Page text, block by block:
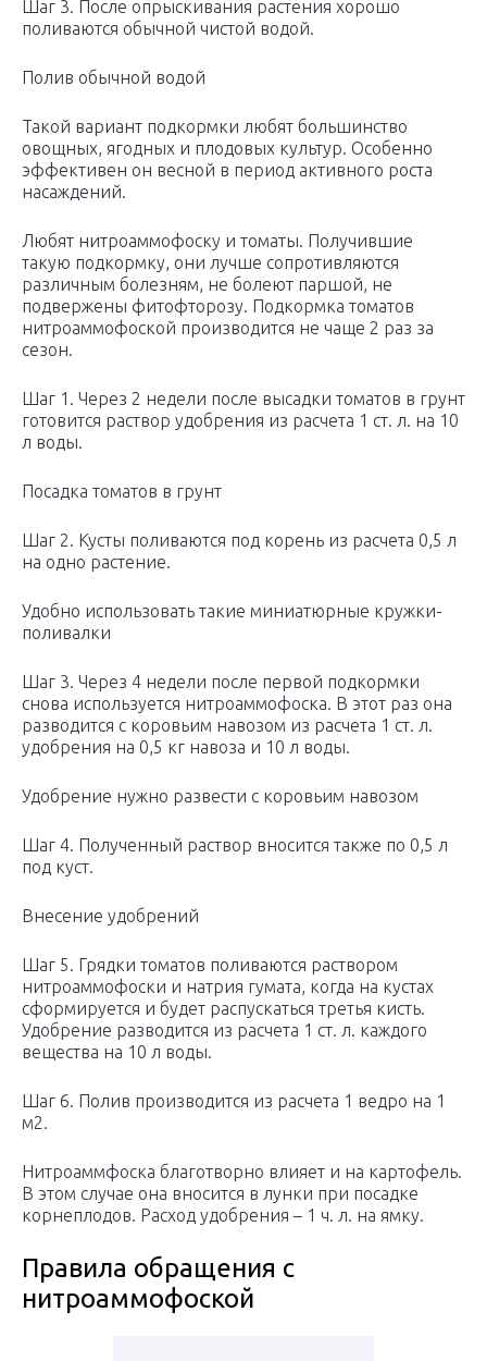
Шаг 3. После опрыскивания растения хорошо
поливаются обычной чистой водой.
Полив обычной водой
Такой вариант подкормки любят большинство
овощных, ягодных и плодовых культур. Особенно
эффективен он весной в период активного роста
насаждений.
Любят нитроаммофоску и томаты. Получившие
такую подкормку, они лучше сопротивляются
различным болезням, не болеют паршой, не
подвержены фитофторозу. Подкормка томатов
нитроаммофоской производится не чаще 2 раз за
сезон.
Шаг 1. Через 2 недели после высадки томатов в грунт
готовится раствор удобрения из расчета 1 ст. л. на 10
л воды.
Посадка томатов в грунт
Шаг 2. Кусты поливаются под корень из расчета 0,5 л
на одно растение.
Удобно использовать такие миниатюрные кружки-
поливалки
Шаг 3. Через 4 недели после первой подкормки
снова используется нитроаммофоска. В этот раз она
разводится с коровьим навозом из расчета 1 ст. л.
удобрения на 0,5 кг навоза и 10 л воды.
Удобрение нужно развести с коровьим навозом
Шаг 4. Полученный раствор вносится также по 0,5 л
под куст.
Внесение удобрений
Шаг 5. Грядки томатов поливаются раствором
нитроаммофоски и натрия гумата, когда на кустах
сформируется и будет распускаться третья кисть.
Удобрение разводится из расчета 1 ст. л. каждого
вещества на 10 л воды.
Шаг 6. Полив производится из расчета 1 ведро на 1
м2.
Нитроаммфоска благотворно влияет и на картофель.
В этом случае она вносится в лунки при посадке
корнеплодов. Расход удобрения – 1 ч. л. на ямку.
Правила обращения с
нитроаммофоской